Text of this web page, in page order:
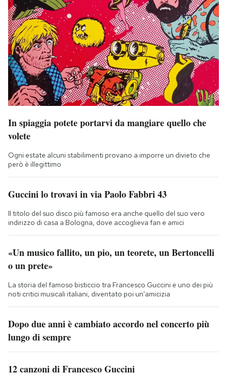
In spiaggia potete portarvi da mangiare quello che
volete
Ogni estate alcuni stabilimenti provano a imporre un divieto che
però è illegittimo
Guccini lo trovavi in via Paolo Fabbri 43
Il titolo del suo disco più famoso era anche quello del suo vero
indirizzo di casa a Bologna, dove accoglieva fan e amici
«Un musico fallito, un pio, un teorete, un Bertoncelli
o un prete»
La storia del famoso bisticcio tra Francesco Guccini e uno dei più
noti critici musicali italiani, diventato poi un'amicizia
Dopo due anni è cambiato accordo nel concerto più
lungo di sempre
12 canzoni di Francesco Guccini